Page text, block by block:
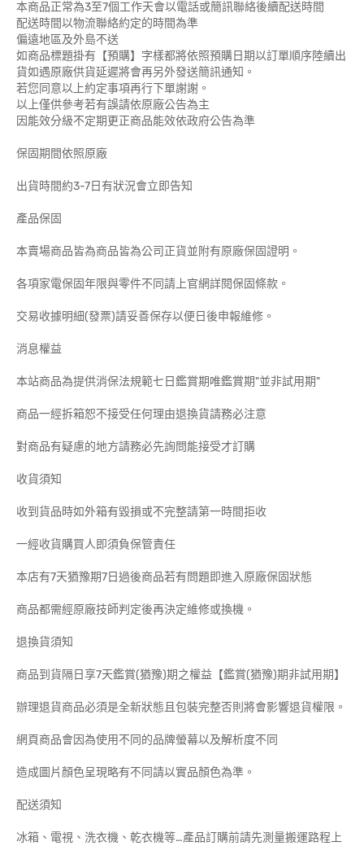
本商品正常為3至7個工作天會以電話或簡訊聯絡後續配送時間
配送時間以物流聯絡約定的時間為準
偏遠地區及外島不送
如商品標題掛有【預購】字樣都將依照預購日期以訂單順序陸續出
貨如遇原廠供貨延遲將會再另外發送簡訊通知。
若您同意以上約定事項再行下單謝謝。
以上僅供參考若有誤請依原廠公告為主
因能效分級不定期更正商品能效依政府公告為準
保固期間依照原廠
出貨時間約3-7日有狀況會立即告知
產品保固
本賣場商品皆為商品皆為公司正貨並附有原廠保固證明。
各項家電保固年限與零件不同請上官網詳閱保固條款。
交易收據明細(發票)請妥善保存以便日後申報維修。
消息權益
本站商品為提供消保法規範七日鑑賞期唯鑑賞期"並非試用期"
商品一經拆箱恕不接受任何理由退換貨請務必注意
對商品有疑慮的地方請務必先詢問能接受才訂購
收貨須知
收到貨品時如外箱有毀損或不完整請第一時間拒收
一經收貨購買人即須負保管責任
本店有7天猶豫期7日過後商品若有問題即進入原廠保固狀態
商品都需經原廠技師判定後再決定維修或換機。
退換貨須知
商品到貨隔日享7天鑑賞(猶豫)期之權益【鑑賞(猶豫)期非試用期】
辦理退貨商品必須是全新狀態且包裝完整否則將會影響退貨權限。
網頁商品會因為使用不同的品牌螢幕以及解析度不同
造成圖片顏色呈現略有不同請以實品顏色為準。
配送須知
冰箱、電視、洗衣機、乾衣機等…產品訂購前請先測量搬運路程上